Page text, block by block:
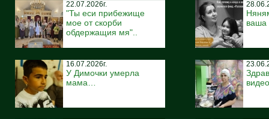
22.07.2026г.
"Ты еси прибежище
мое от скорби
обдержащия мя"..
16.07.2026г.
У Димочки умерла
мама…